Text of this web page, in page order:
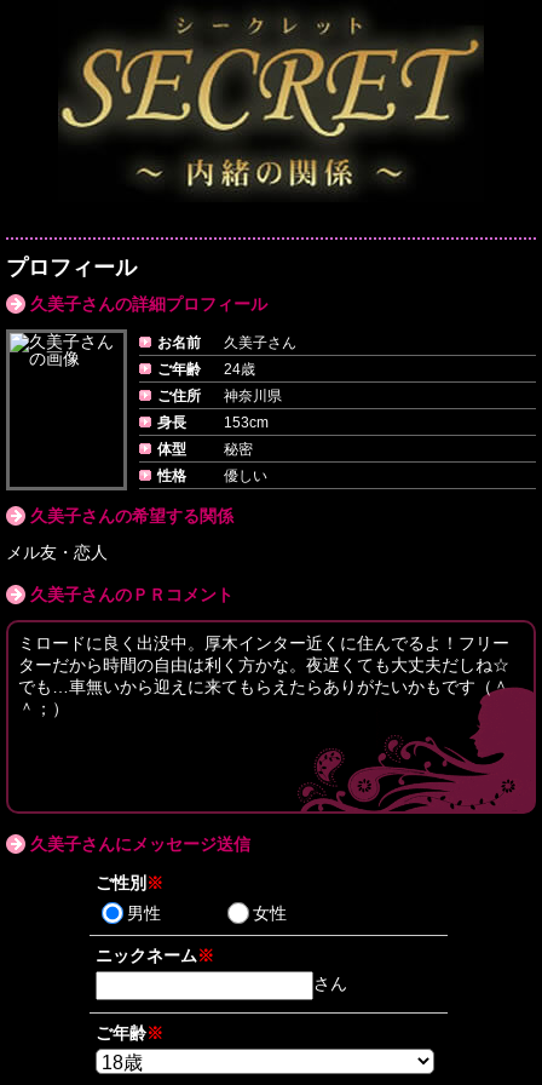
プロフィール
久美子さんの詳細プロフィール
お名前
久美子さん
ご年齢
24歳
ご住所
神奈川県
身長
153cm
体型
秘密
性格
優しい
久美子さんの希望する関係
メル友・恋人
久美子さんのＰＲコメント
ミロードに良く出没中。厚木インター近くに住んでるよ！フリー
ターだから時間の自由は利く方かな。夜遅くても大丈夫だしね☆
でも…車無いから迎えに来てもらえたらありがたいかもです（＾
＾；）
久美子さんにメッセージ送信